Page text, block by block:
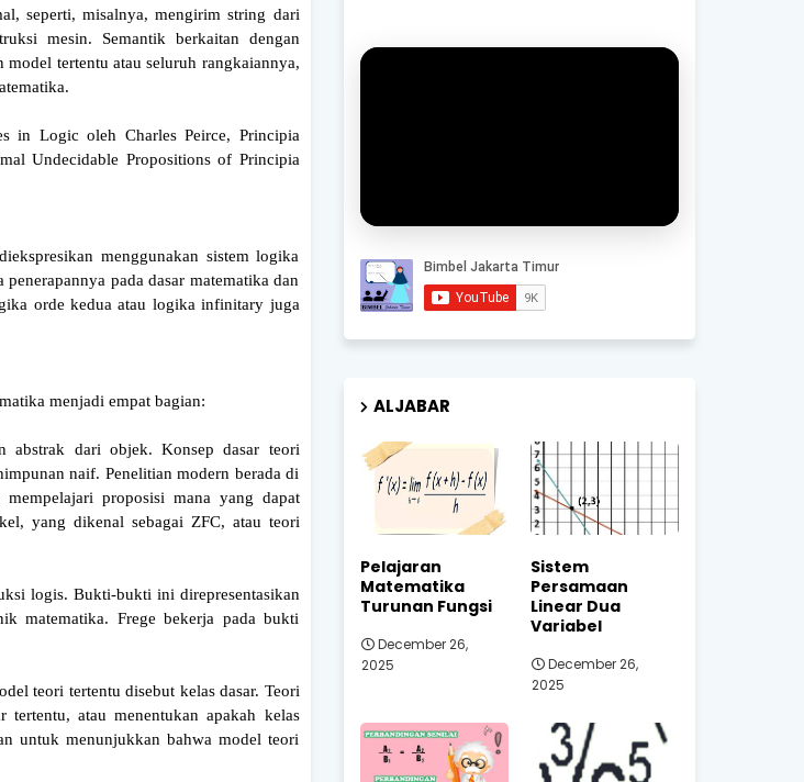
seperti, misalnya, mengirim string dari
mesin. Semantik berkaitan dengan
model tertentu atau seluruh rangkaiannya,
in Logic oleh Charles Peirce, Principia
Undecidable Propositions of Principia
menggunakan sistem logika
pada dasar matematika dan
orde kedua atau logika infinitary juga
menjadi empat bagian:
abstrak dari objek. Konsep dasar teori
naif. Penelitian modern berada di
proposisi mana yang dapat
yang dikenal sebagai ZFC, atau teori
logis. Bukti-bukti ini direpresentasikan
matematika. Frege bekerja pada bukti
teori tertentu disebut kelas dasar. Teori
atau menentukan apakah kelas
untuk menunjukkan bahwa model teori
ALJABAR
Pelajaran
Matematika
Turunan Fungsi
December 26,
2025
Sistem
Persamaan
Linear Dua
Variabel
December 26,
2025